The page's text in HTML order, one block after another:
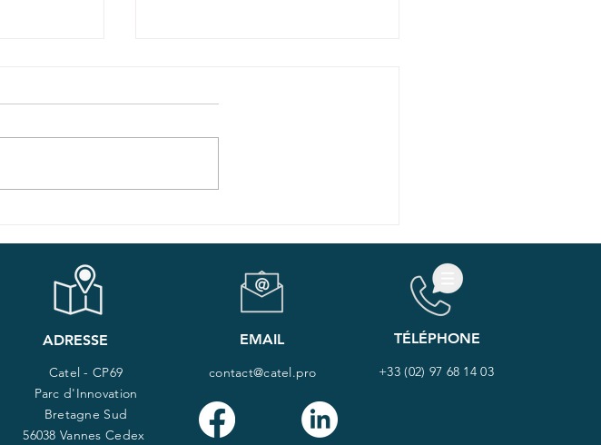
médicale : que reste-t-il
à faire pour développer
les usages ?
ADRESSE
Catel - CP69
Parc d'Innovation
Bretagne Sud
56038 Vannes Cedex
EMAIL
contact@catel.pro
TÉLÉPHONE
+33 (02) 97 68 14 03